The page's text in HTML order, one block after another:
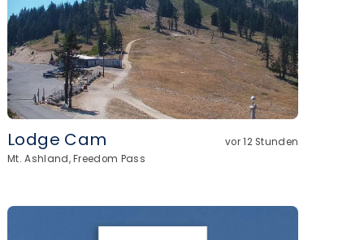
Lodge Cam
vor 12 Stunden
Mt. Ashland, Freedom Pass